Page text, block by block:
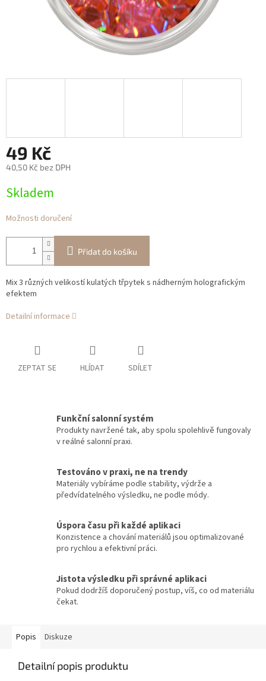
49 Kč
40,50 Kč bez DPH
cena:
Skladem
Možnosti doručení
Přidat do košíku
Mix 3 různých velikostí kulatých třpytek s nádherným holografickým
efektem
Detailní informace
ZEPTAT SE HLÍDAT SDÍLET
Funkční salonní systém
Produkty navržené tak, aby spolu spolehlivě fungovaly
v reálné salonní praxi.
Testováno v praxi, ne na trendy
Materiály vybíráme podle stability, výdrže a
předvídatelného výsledku, ne podle módy.
Úspora času při každé aplikaci
Konzistence a chování materiálů jsou optimalizované
pro rychlou a efektivní práci.
Jistota výsledku při správné aplikaci
Pokud dodržíš doporučený postup, víš, co od materiálu
čekat.
Popis Diskuze
Detailní popis produktu